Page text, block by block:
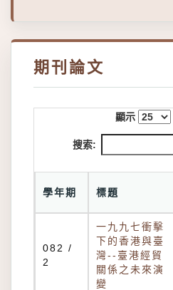
期刊論文
顯示
搜索:
學年期 標題
082 /
2
一九九七衝擊
下的香港與臺
灣--臺港經貿
關係之未來演
變